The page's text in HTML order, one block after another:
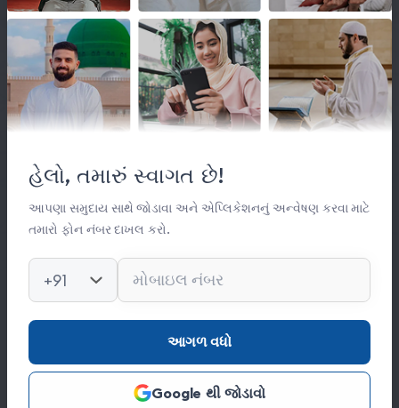
લિંક્સ
સંસ્થા વિષે
સંપર્ક
કિતાબ લાઈબ્રેરી
ફોટો ગેલેરી
સંપર્ક
0278 251 0056
hajinajitrust@gmail.com
હેલો, તમારું સ્વાગત છે!
આપણા સમુદાય સાથે જોડાવા અને એપ્લિકેશનનું અન્વેષણ કરવા માટે
તમારો ફોન નંબર દાખલ કરો.
+91
આગળ વધો
Google થી જોડાવો